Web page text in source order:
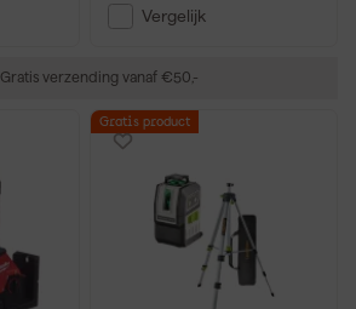
Gratis verzending vanaf €50,-
Vergelijk
Gratis product